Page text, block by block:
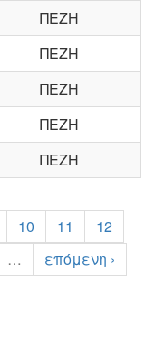
ΠΕΖΗ
ΠΕΖΗ
ΠΕΖΗ
ΠΕΖΗ
ΠΕΖΗ
10 11
12
…
επόμενη ›